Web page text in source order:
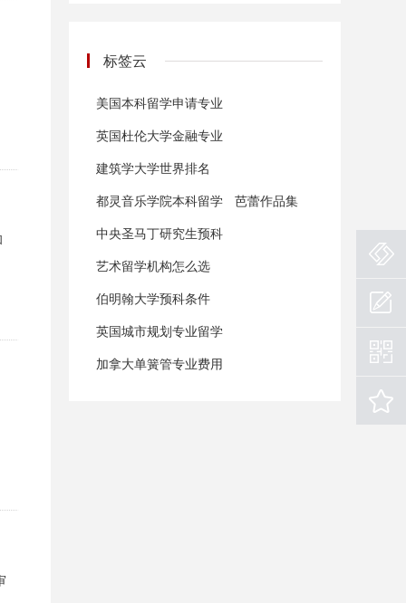
标签云
美国本科留学申请专业
英国杜伦大学金融专业
建筑学大学世界排名
都灵音乐学院本科留学
芭蕾作品集
中央圣马丁研究生预科
艺术留学机构怎么选
伯明翰大学预科条件
英国城市规划专业留学
加拿大单簧管专业费用